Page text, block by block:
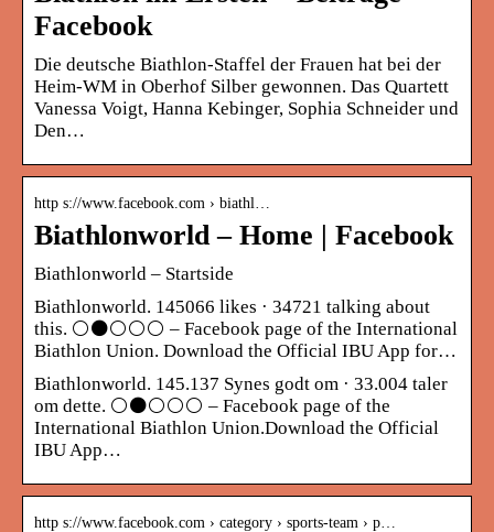
Facebook
Die deutsche Biathlon-Staffel der Frauen hat bei der
Heim-WM in Oberhof Silber gewonnen. Das Quartett
Vanessa Voigt, Hanna Kebinger, Sophia Schneider und
Den…
http s://www.facebook.com › biathl…
Biathlonworld – Home | Facebook
Biathlonworld – Startside
Biathlonworld. 145066 likes · 34721 talking about
this. ⚪⚫⚪⚪⚪ – Facebook page of the International
Biathlon Union. Download the Official IBU App for…
Biathlonworld. 145.137 Synes godt om · 33.004 taler
om dette. ⚪⚫⚪⚪⚪ – Facebook page of the
International Biathlon Union.Download the Official
IBU App…
http s://www.facebook.com › category › sports-team › p…